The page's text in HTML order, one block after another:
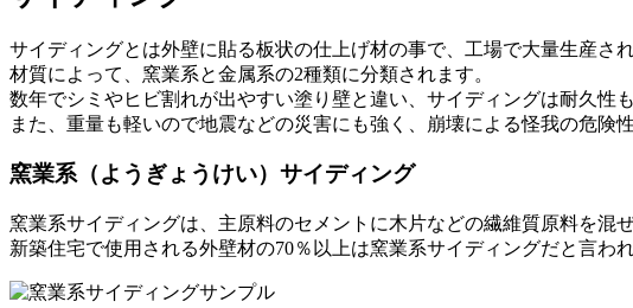
サイディングとは外壁に貼る板状の仕上げ材の事で、工場で大量生産さ
材質によって、窯業系と金属系の2種類に分類されます。
数年でシミやヒビ割れが出やすい塗り壁と違い、サイディングは耐久性
また、重量も軽いので地震などの災害にも強く、崩壊による怪我の危険
窯業系（ようぎょうけい）サイディング
窯業系サイディングは、主原料のセメントに木片などの繊維質原料を混
新築住宅で使用される外壁材の70％以上は窯業系サイディングだと言わ